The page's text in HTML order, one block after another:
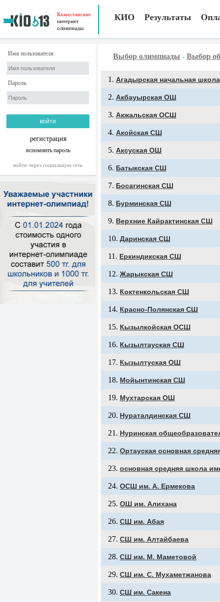
Казахстанские
интернет
олимпиады
КИО Результаты
Имя пользователя:
Пароль:
регистрация
вспомнить пароль
войти через социальную сеть
Выбор олимпиады - Выбор
Агадырская начальная школа
Акбауырская ОШ
Акжальская ОСШ
Акойская СШ
Аксуская ОШ
Батыкская СШ
Босагинская СШ
Бурминская СШ
Верхние Кайрактинская СШ
Даринская СШ
Еркиндикская СШ
Жарыкская СШ
Коктенкольская СШ
Красно-Полянская СШ
Кызылкойская ОСШ
Кызылтауская СШ
Кызылтуская ОШ
Мойынтинская СШ
Мухтарская ОШ
Нураталдинская СШ
Нуринская
Ортауская основная
основная средняя школа
ОСШ им. А. Ермекова
ОШ им. Алихана
СШ им. Абая
СШ им. Алтайбаева
СШ им. М. Маметовой
СШ им. С. Мухаметжанова
СШ им. Сакена